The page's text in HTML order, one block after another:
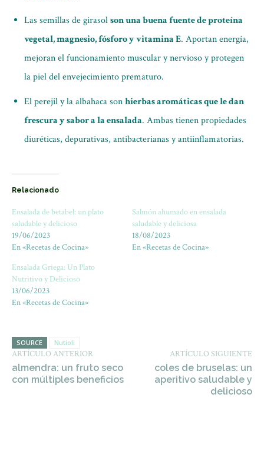
Las semillas de girasolson una buena fuente de proteína
vegetal, magnesio, fósforo y vitamina E. Aportan energía,
mejoran el funcionamiento muscular y nervioso y protegen
la piel del envejecimiento prematuro.
El perejil y la albahaca sonhierbas aromáticas que le dan
frescura y sabor a la ensalada. Ambas tienen propiedades
diuréticas, depurativas, antibacterianas y antiinflamatorias.
Relacionado
Ensalada de betabel: un plato
saludable y delicioso
19/06/2023
En «Recetas de Cocina»
Salmón ahumado en ensalada
saludable y deliciosa
18/08/2023
En «Recetas de Cocina»
Ensalada Griega: Un Plato
Nutritivo y Delicioso
13/06/2023
En «Recetas de Cocina»
SOURCE Nutioli
ARTÍCULO ANTERIOR
almendra: un fruto seco
con múltiples beneficios
ARTÍCULO SIGUIENTE
coles de bruselas: un
aperitivo saludable y
delicioso